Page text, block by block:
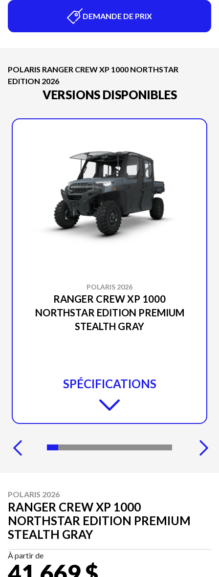
DEMANDE DE PRIX
POLARIS RANGER CREW XP 1000 NORTHSTAR
EDITION 2026
VERSIONS DISPONIBLES
POLARIS 2026
RANGER CREW XP 1000
NORTHSTAR EDITION PREMIUM
STEALTH GRAY
SPÉCIFICATIONS
POLARIS 2026
RANGER CREW XP 1000
NORTHSTAR EDITION PREMIUM
STEALTH GRAY
À partir de